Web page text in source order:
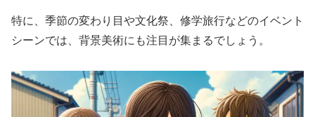
特に、季節の変わり目や文化祭、修学旅行などのイベント
シーンでは、背景美術にも注目が集まるでしょう。